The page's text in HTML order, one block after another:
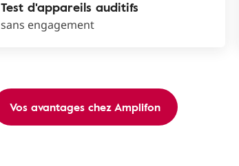
Test d'appareils auditifs
sans engagement
Vos avantages chez Amplifon